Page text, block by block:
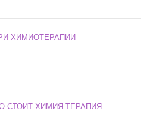
ХИМИОТЕРАПИИ
СТОИТ ХИМИЯ ТЕРАПИЯ